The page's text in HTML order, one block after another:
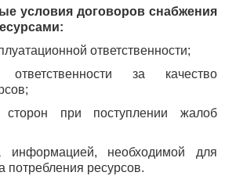
условия договоров снабжения
ответственности;
за качество
сторон при поступлении жалоб
необходимой для
потребления ресурсов.